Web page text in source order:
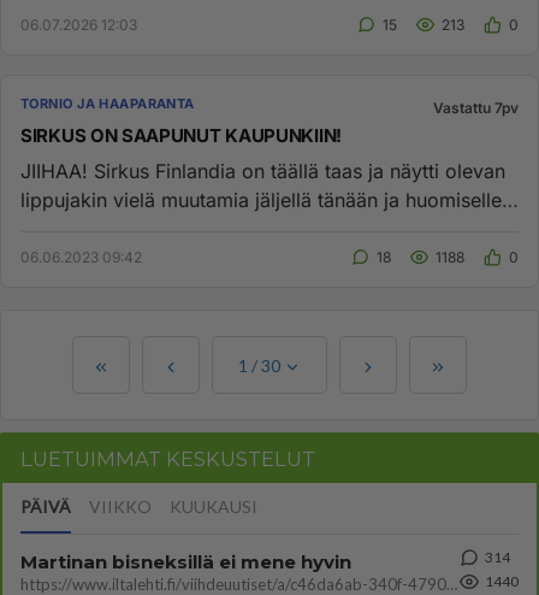
06.07.2026 12:03 15 213 0
TORNIO JA HAAPARANTA Vastattu 7pv
SIRKUS ON SAAPUNUT KAUPUNKIIN!
JIIHAA! Sirkus Finlandia on täällä taas ja näytti olevan
lippujakin vielä muutamia jäljellä tänään ja huomiselle.
06.06.2023 09:42 18 1188 0
1 /30
LUETUIMMAT KESKUSTELUT
PÄIVÄ VIIKKO KUUKAUSI
Martinan bisneksillä ei mene hyvin
https://www.iltalehti.fi/viihdeuutiset/a/c46da6ab-340f-4790-aaa7-0865eed2336 Yrityksen konkurssihakemus on tullut kärä
314
1440